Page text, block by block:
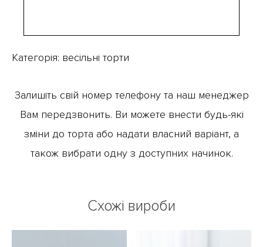
Категорія: весільні торти
Залишіть свій номер телефону та наш менеджер
Вам передзвонить. Ви можете внести будь-які
зміни до торта або надати власний варіант, а
також вибрати одну з доступних начинок.
Схожі вироби